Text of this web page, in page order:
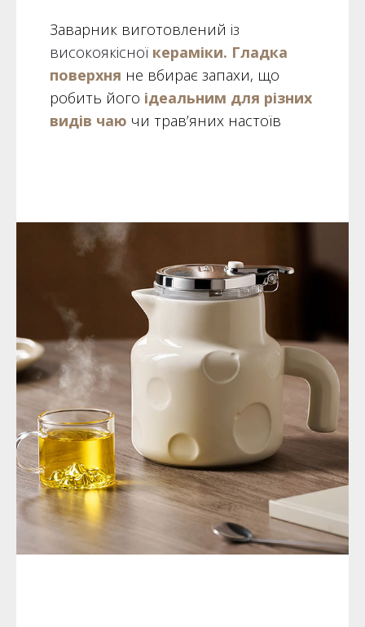
Заварник виготовлений із
високоякісної кераміки. Гладка
поверхня не вбирає запахи, що
робить його ідеальним для різних
видів чаю чи трав’яних настоїв